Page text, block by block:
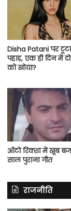
Disha Patani पर
पहाड़, एक ही दिन में
को खोया?
ऑटो रिक्शा में खूब
साल पुराना गीत
राजनीति